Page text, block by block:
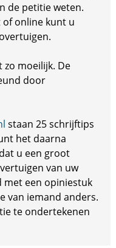
de petitie weten.
online kunt u
zo moeilijk. De
door
staan 25 schrijftips
het daarna
u een groot
van uw
met een opiniestuk
van iemand anders.
te ondertekenen